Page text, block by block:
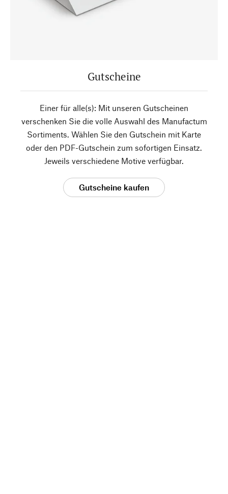
Gutscheine
Einer für alle(s): Mit unseren Gutscheinen
verschenken Sie die volle Auswahl des Manufactum
Sortiments. Wählen Sie den Gutschein mit Karte
oder den PDF-Gutschein zum sofortigen Einsatz.
Jeweils verschiedene Motive verfügbar.
Gutscheine kaufen